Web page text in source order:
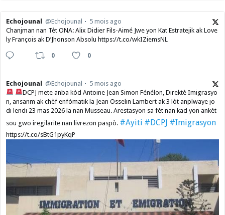
Echojounal @Echojounal
5 mois ago
Chanjman nan Tèt ONA: Alix Didier Fils-Aimé Jwe yon Kat Estratejik ak Love
ly François ak D’Jhonson Absolu https://t.co/wkIZiemsNL
0 0
Echojounal @Echojounal
5 mois ago
DCPJ mete anba kòd Antoine Jean Simon Fénélon, Direktè Imigrasyo
n, ansanm ak chèf enfòmatik la Jean Osselin Lambert ak 3 lòt anplwaye jo
di lendi 23 mas 2026 la nan Musseau. Arestasyon sa fèt nan kad yon ankèt
sou gwo iregilarite nan livrezon paspò. #Ayiti #DCPJ #Imigrasyon
https://t.co/sBtG1pyKqP